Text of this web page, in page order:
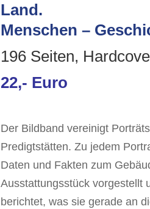
Land.
Menschen –
196 Seiten,
22,- Euro
Der Bildband vereinigt
Predigtstätten. Zu jedem
Daten und Fakten zum
Ausstattungsstück vorgestellt
berichtet, was sie gerade an